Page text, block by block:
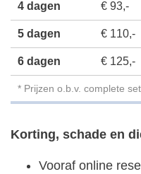
4 dagen € 93,-
5 dagen € 110,-
6 dagen € 125,-
* Prijzen o.b.v. complete
Korting, schade en
Vooraf online